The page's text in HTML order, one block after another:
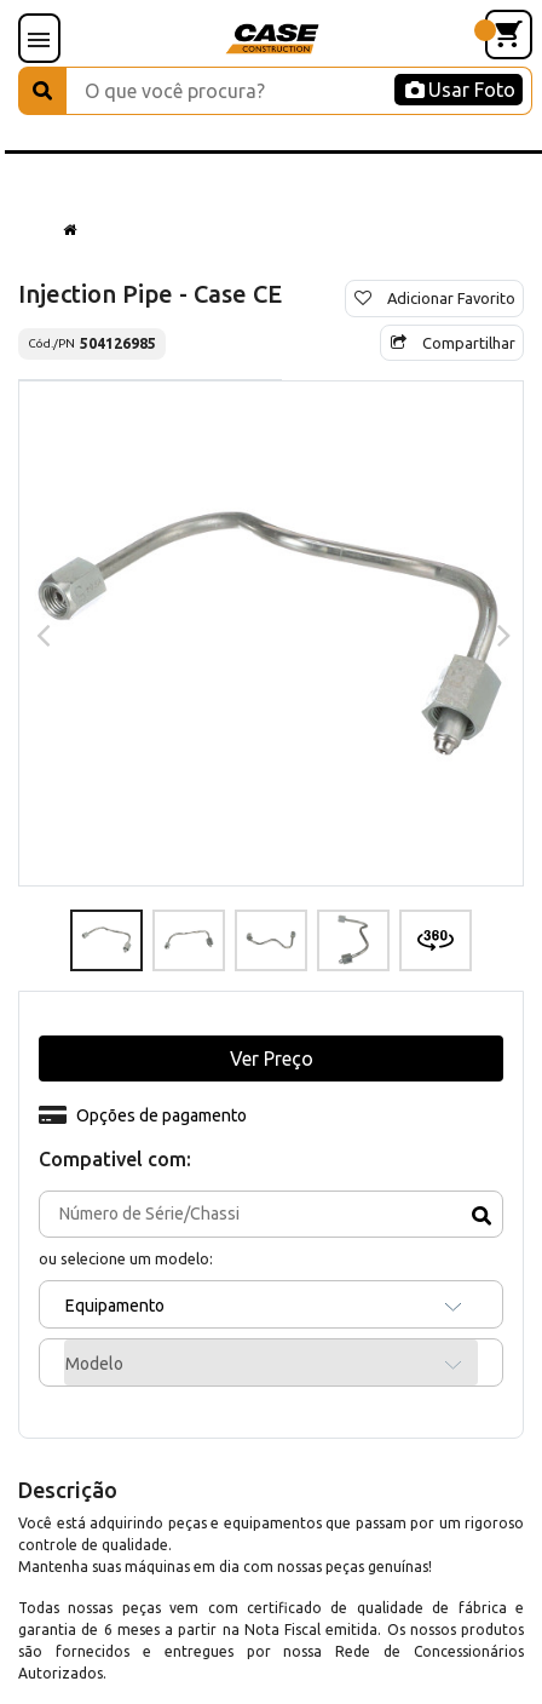
Usar Foto
Injection Pipe - Case CE
Cód./PN 504126985
Adicionar Favorito
Compartilhar
Compativel com:
ou selecione um modelo:
Equipamento
Modelo
Opções de pagamento
Ver Preço
Descrição
Você está adquirindo peças e equipamentos que passam por um rigoroso
controle de qualidade.
Mantenha suas máquinas em dia com nossas peças genuínas!
Todas nossas peças vem com certificado de qualidade de fábrica e
garantia de 6 meses a partir na Nota Fiscal emitida. Os nossos produtos
são fornecidos e entregues por nossa Rede de Concessionários
Autorizados.